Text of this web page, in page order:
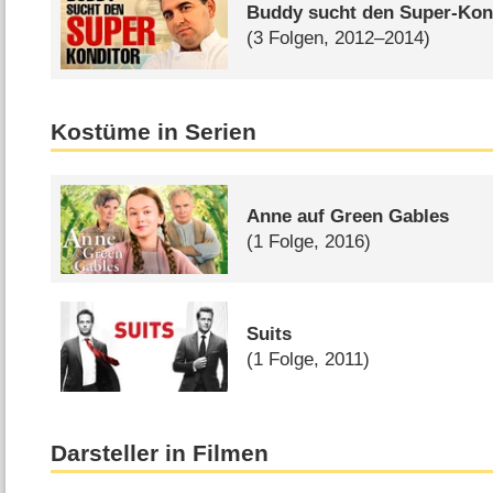
Buddy sucht den Super-
(3 Folgen, 2012–2014)
Kostüme in Serien
Anne auf Green Gables
(1 Folge, 2016)
Suits
(1 Folge, 2011)
Darsteller in Filmen